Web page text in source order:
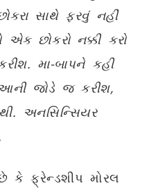
સાથે ફરવું નહીં
છોકરો નક્કી કરો
મા-બાપને કહી
જોડે જ કરીશ,
અનસિન્સિયર
કે ફ્રેન્ડશીપ મોરલ